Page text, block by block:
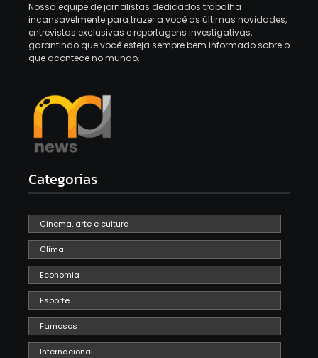
Nossa equipe de jornalistas dedicados trabalha
incansavelmente para trazer a você as últimas novidades,
entrevistas exclusivas e reportagens investigativas,
garantindo que você esteja sempre bem informado sobre o
que acontece no mundo.
Categorias
Cinema, arte e cultura
Clima
Economia
Esporte
Famosos
Internacional